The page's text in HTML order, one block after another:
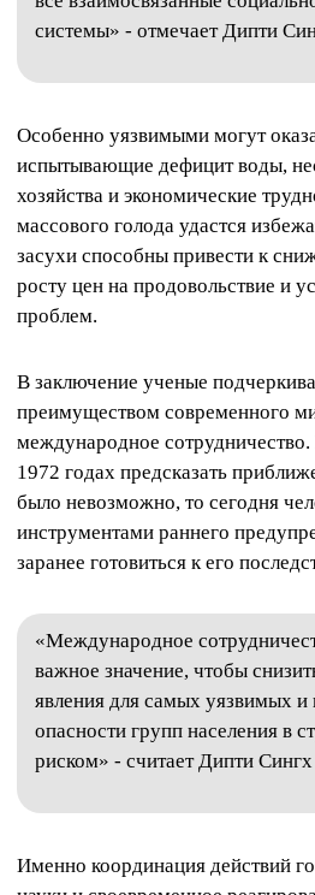
системы» - отмечает Дипти
Особенно уязвимыми могут
испытывающие дефицит воды,
хозяйства и экономические
массового голода удастся
засухи способны привести к
росту цен на продовольствие и
проблем.
В заключение ученые
преимуществом современного
международное
1972 годах предсказать
было невозможно, то сегодня
инструментами раннего
заранее готовиться к его
«Международное
важное значение, чтобы
явления для самых уязвимых
опасности групп населения в
риском» - считает Дипти Сингх
Именно координация действий